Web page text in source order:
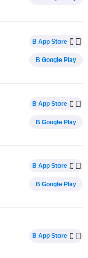
В App Store
В Google Play
В App Store
В Google Play
В App Store
В Google Play
В App Store